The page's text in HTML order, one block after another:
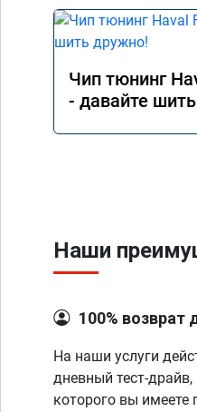
Чип тюнинг
- давайте
Наши
100% возврат
На наши услуги
дневный тест-драйв,
которого вы имеете